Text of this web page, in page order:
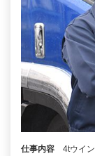
仕事内容
4tウイ